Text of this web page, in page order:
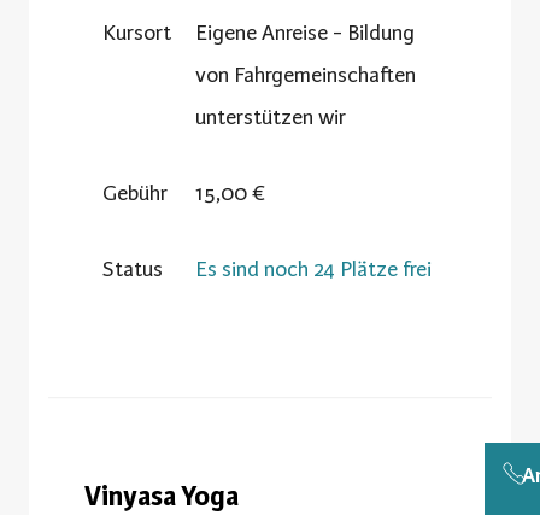
Kursort
Eigene Anreise - Bildung
von Fahrgemeinschaften
unterstützen wir
Gebühr 15,00 €
Status Es sind noch 24 Plätze frei
Vinyasa Yoga